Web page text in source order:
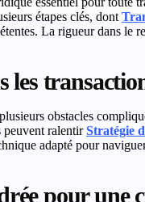
étapes clés, dont
La rigueur dans
les
obstacles
peuvent ralentirStratégie
adapté pour
pour une